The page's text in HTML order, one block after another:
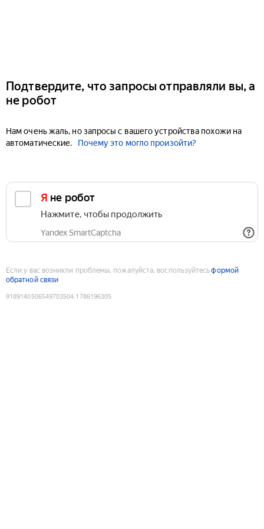
Подтвердите, что запросы отправляли вы, а
не робот
Нам очень жаль, но запросы с вашего устройства похожи на
автоматические.
Почему это могло произойти?
Я не робот
Нажмите, чтобы продолжить
Yandex SmartCaptcha
Если у вас возникли проблемы, пожалуйста, воспользуйтесьформой
обратной связи
9189140506549703504:1786196305